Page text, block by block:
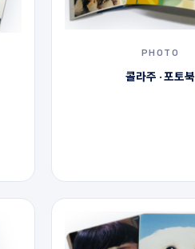
PHOTO
콜라주 · 포토북